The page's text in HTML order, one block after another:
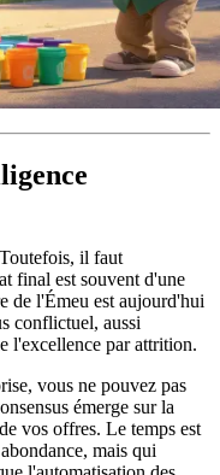
il faut
final est souvent d'une
de l'Émeu est aujourd'hui
conflictuel, aussi
l'excellence par attrition.
vous ne pouvez pas
émerge sur la
vos offres. Le temps est
mais qui